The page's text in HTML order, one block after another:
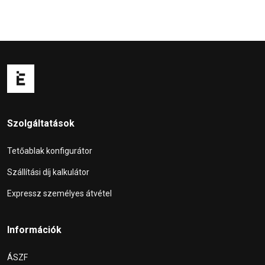
Szolgáltatások
Tetőablak konfigurátor
Szállítási díj kalkulátor
Expressz személyes átvétel
Információk
ÁSZF